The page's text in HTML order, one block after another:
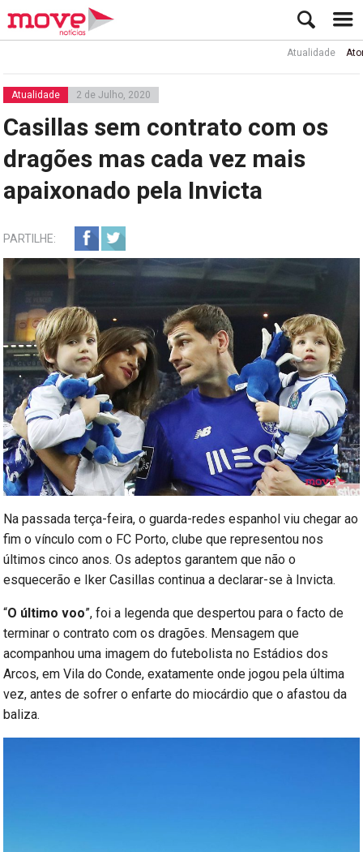
Atualidade Ator Rui
Atualidade 2 de Julho, 2020
Casillas sem contrato com os
dragões mas cada vez mais
apaixonado pela Invicta
PARTILHE:
Na passada terça-feira, o guarda-redes espanhol viu chegar ao
fim o vínculo com o FC Porto, clube que representou nos
últimos cinco anos. Os adeptos garantem que não o
esquecerão e Iker Casillas continua a declarar-se à Invicta.
“O último voo”, foi a legenda que despertou para o facto de
terminar o contrato com os dragões. Mensagem que
acompanhou uma imagem do futebolista no Estádios dos
Arcos, em Vila do Conde, exatamente onde jogou pela última
vez, antes de sofrer o enfarte do miocárdio que o afastou da
baliza.